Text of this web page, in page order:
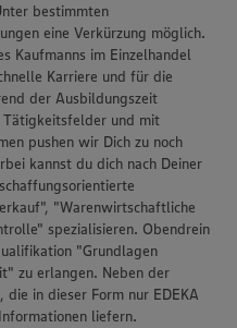
bestimmten
eine Verkürzung möglich.
Kaufmanns im Einzelhandel
Karriere und für die
der Ausbildungszeit
Tätigkeitsfelder und mit
pushen wir Dich zu noch
kannst du dich nach Deiner
"Warenwirtschaftliche
spezialisieren. Obendrein
"Grundlagen
zu erlangen. Neben der
die in dieser Form nur EDEKA
liefern.